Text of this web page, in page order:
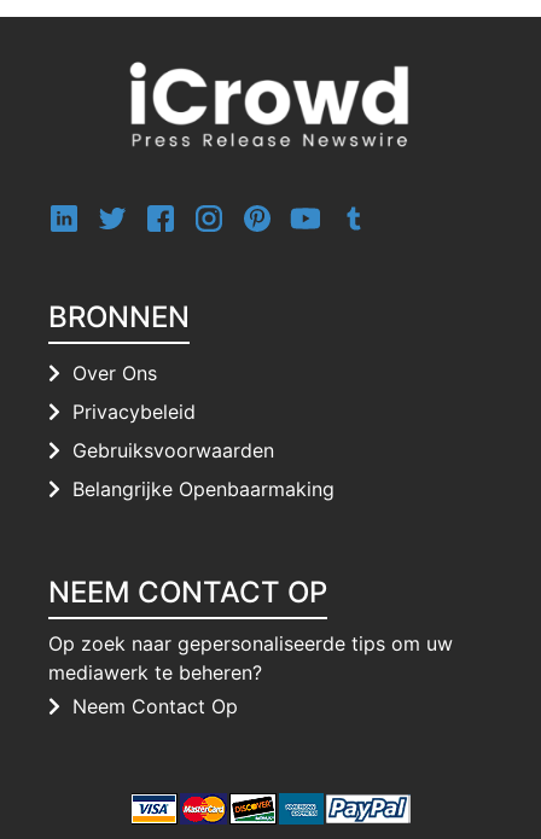
BRONNEN
Over Ons
Privacybeleid
Gebruiksvoorwaarden
Belangrijke Openbaarmaking
NEEM CONTACT OP
Op zoek naar gepersonaliseerde tips om uw
mediawerk te beheren?
Neem Contact Op